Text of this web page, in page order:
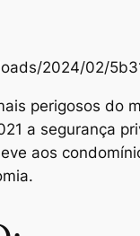
2024/02/
perigosos do
a segurança
aos